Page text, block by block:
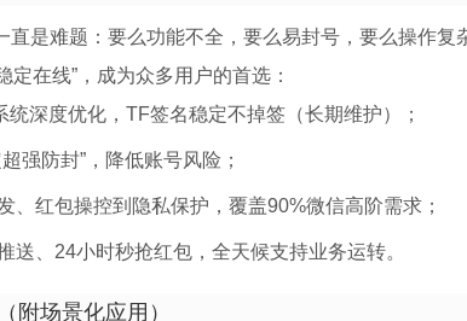
直是难题：要么功能不全，要么易封号，要么操作复
在线”，成为众多用户的首选：
统深度优化，TF签名稳定不掉签（长期维护）；
强防封”，降低账号风险；
、红包操控到隐私保护，覆盖90%微信高阶需求；
送、24小时秒抢红包，全天候支持业务运转。
附场景化应用）